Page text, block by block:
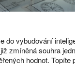
do vybudování
zmíněná souhra
hodnot.